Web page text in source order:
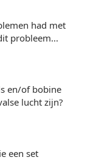
had met
probleem...
en/of bobine
lucht zijn?
een set